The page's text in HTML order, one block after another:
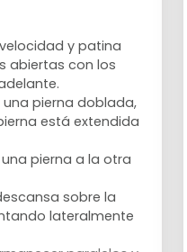
y patina
abiertas con los
pierna doblada,
está extendida
pierna a la otra
sobre la
lateralmente